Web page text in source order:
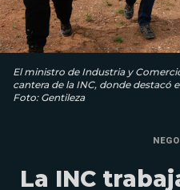
El ministro de Industria y
cantera de la INC, donde destacó
Foto: Gentileza
La INC